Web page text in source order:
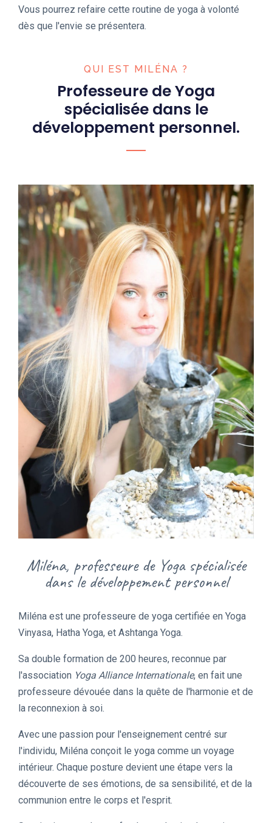
Vous pourrez refaire cette routine de yoga à volonté
dès que l'envie se présentera.
QUI EST MILÉNA ?
Professeure de Yoga
spécialisée dans le
développement personnel.
Miléna, professeure de Yoga spécialisée
dans le développement personnel
Miléna est une professeure de yoga certifiée en Yoga
Vinyasa, Hatha Yoga, et Ashtanga Yoga.
Sa double formation de 200 heures, reconnue par
l'association Yoga Alliance Internationale, en fait une
professeure dévouée dans la quête de l'harmonie et de
la reconnexion à soi.
Avec une passion pour l'enseignement centré sur
l'individu, Miléna conçoit le yoga comme un voyage
intérieur. Chaque posture devient une étape vers la
découverte de ses émotions, de sa sensibilité, et de la
communion entre le corps et l'esprit.